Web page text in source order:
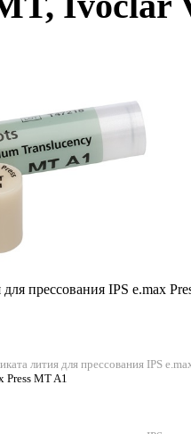
прессования IPS e.max
лития для прессования IPS
Press MT A1